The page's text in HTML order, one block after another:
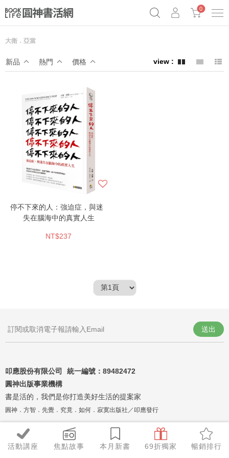
Netflix話題章魚小說！
0
活動講座 焦點故事 本月新書 69折獨家 暢銷排行
大衛．亞當
新品 熱門 價格
停不下來的人：強迫症，與迷
失在腦海中的真實人生
NT$237
叩應股份有限公司 統一編號： 89482472
圓神出版事業機構
書是活的，我們是你打造美好生活的提案家
圓神．方智．先覺．究竟．如何．寂寞出版社／叩應發行
送出